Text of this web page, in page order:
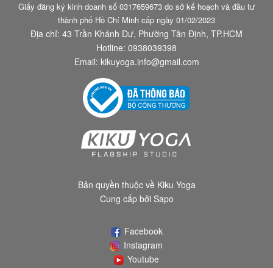
Giấy đăng ký kinh doanh số 0317659673 do sở kế hoạch và đầu tư
thành phố Hồ Chí Minh cấp ngày 01/02/2023
Địa chỉ: 43 Trần Khánh Dư, Phường Tân Định, TP.HCM
Hotline: 0938039398
Email: kikuyoga.info@gmail.com
Bản quyền thuộc về Kiku Yoga
Cung cấp bởiSapo
Facebook
Instagram
Youtube